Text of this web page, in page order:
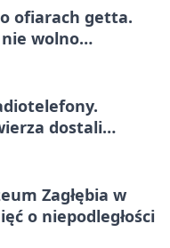
ofiarach getta.
wolno
dostali
Zagłębia w
o niepodległości